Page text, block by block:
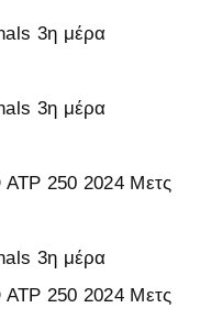
3η μέρα
3η μέρα
250 2024 Μετς
3η μέρα
250 2024 Μετς